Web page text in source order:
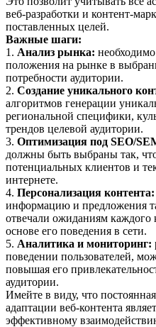
веб-разработки и контент-
поставленных целей.
Важные шаги:
1. Анализ рынка:
положения на рынке в
потребности аудитории.
2. Создание уникального
алгоритмов генерации
региональной специфики,
трендов целевой аудитории.
3. Оптимизация под SEO/
должны быть выбраны так,
потенциальных клиентов и
интернете.
4. Персонализация контента:
информацию и предложения
отвечали ожиданиям каждого
основе его поведения в сети.
5. Аналитика и мониторинг:
поведении пользователей,
повышая его
аудитории.
Имейте в виду, что
адаптации веб-контента
эффективному